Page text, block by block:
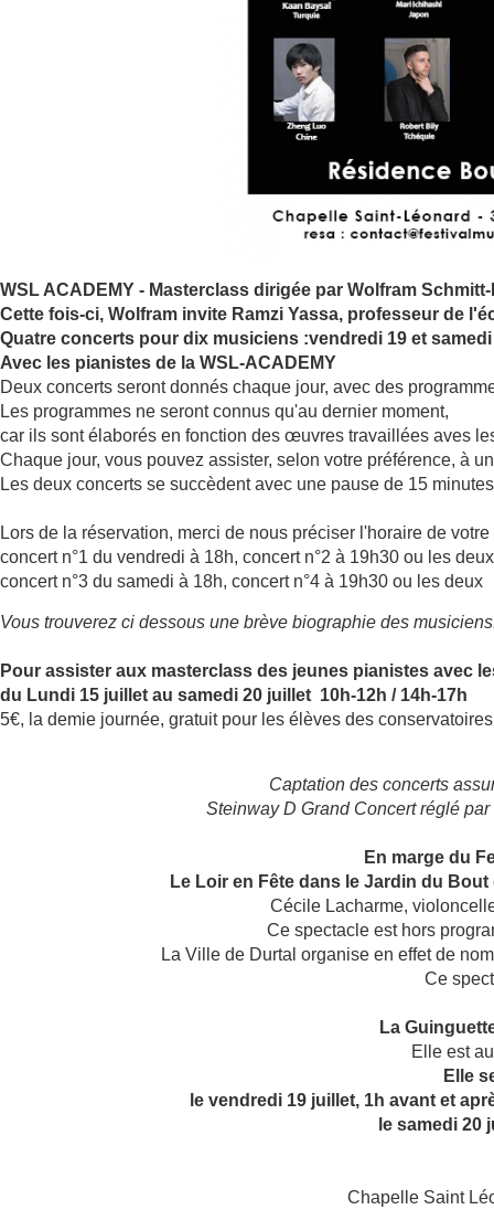
WSL ACADEMY - Masterclass dirigée par Wolfram
Cette fois-ci, Wolfram invite Ramzi Yassa, professeur de
Quatre concerts pour dix musiciens :vendredi 19 et
Avec les pianistes de la WSL-ACADEMY
Deux concerts seront donnés chaque jour, avec des
Les programmes ne seront connus qu'au dernier moment,
car ils sont élaborés en fonction des œuvres travaillées aves
Chaque jour, vous pouvez assister, selon votre préférence, à
Les deux concerts se succèdent avec une pause de 15
Lors de la réservation, merci de nous préciser l'horaire de votre
concert n°1 du vendredi à 18h, concert n°2 à 19h30 ou les
concert n°3 du samedi à 18h, concert n°4 à 19h30 ou les deux
Vous trouverez ci dessous une brève biographie des
Pour assister aux masterclass des jeunes pianistes avec
du Lundi 15 juillet au samedi 20 juillet 10h-12h / 14h-17h
5€, la demie journée, gratuit pour les élèves des
Captation des concerts
Steinway D Grand Concert réglé
En marge du
Le Loir en Fête dans le Jardin du
Cécile Lacharme,
Ce spectacle est hors
La Ville de Durtal organise en effet de
Ce
La
Elle est
Elle
le vendredi 19 juillet, 1h avant et
le samedi 20
Chapelle Saint